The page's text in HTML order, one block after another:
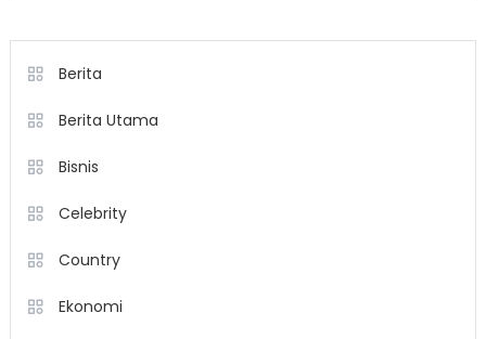
Berita
Berita Utama
Bisnis
Celebrity
Country
Ekonomi